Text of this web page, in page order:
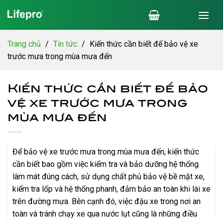
đến
nội
dungTrang chủ / Tin tức / Kiến thức cần biết để bảo vệ xe
trước mưa trong mùa mưa đến
Kiến thức cần biết để bảo
vệ xe trước mưa trong
mùa mưa đến
Để bảo vệ xe trước mưa trong mùa mưa đến, kiến thức
cần biết bao gồm việc kiểm tra và bảo dưỡng hệ thống
làm mát đúng cách, sử dụng chất phủ bảo vệ bề mặt xe,
kiểm tra lốp và hệ thống phanh, đảm bảo an toàn khi lái xe
trên đường mưa. Bên cạnh đó, việc đậu xe trong nơi an
toàn và tránh chạy xe qua nước lụt cũng là những điều